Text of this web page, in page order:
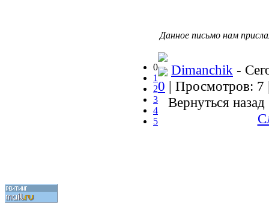
Данное письмо нам
0
1
2
3
4
5
Dimanchik -
0 | Просмотров:
Вернуться назад